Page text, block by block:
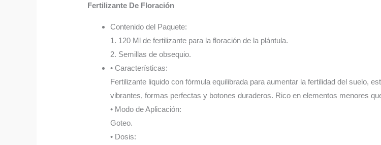
Fertilizante De Floración
Contenido del Paquete:
1. 120 Ml de fertilizante para la floración de la plántula.
2. Semillas de obsequio.
• Características:
Fertilizante liquido con fórmula equilibrada para aumentar la fertilidad del suelo,
vibrantes, formas perfectas y botones duraderos. Rico en elementos menores
• Modo de Aplicación:
Goteo.
• Dosis: